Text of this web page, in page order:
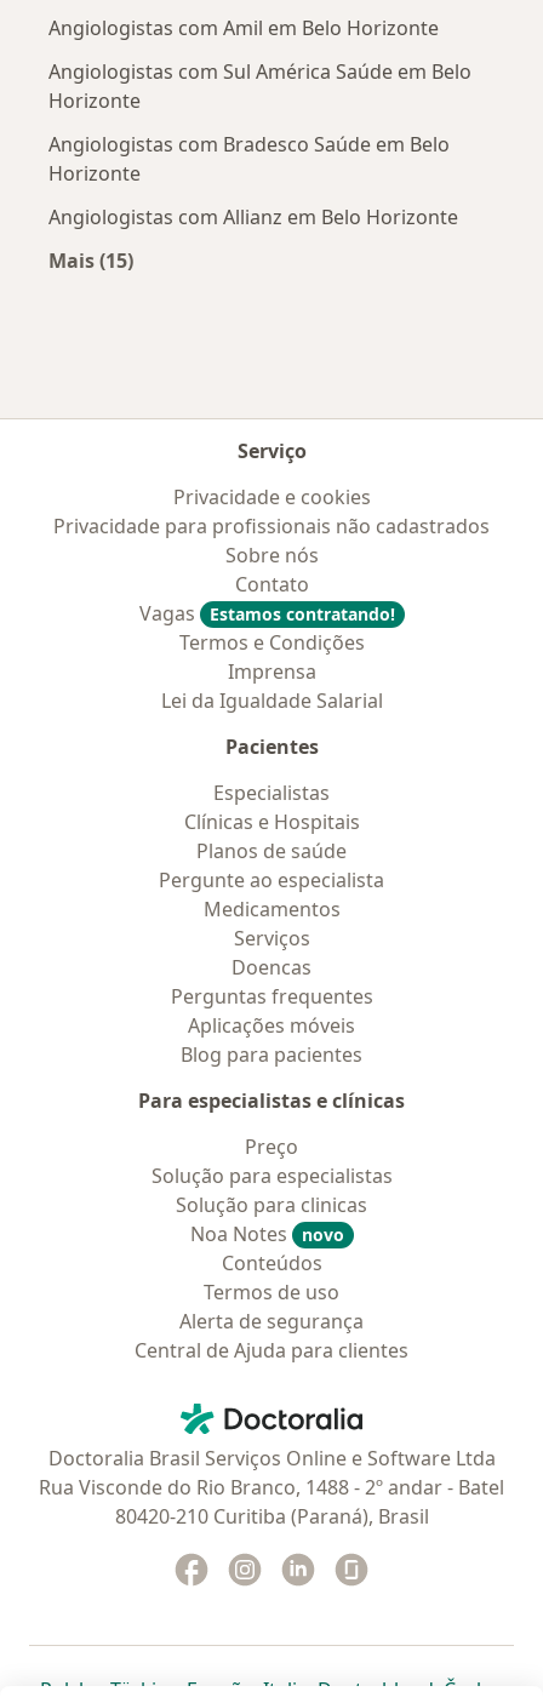
Angiologistas com Amil em Belo Horizonte
Angiologistas com Sul América Saúde em Belo
Horizonte
Angiologistas com Bradesco Saúde em Belo
Horizonte
Angiologistas com Allianz em Belo Horizonte
Mais (15)
Serviço
Privacidade e cookies
Privacidade para profissionais não cadastrados
Sobre nós
Contato
Vagas
Estamos contratando!
Termos e Condições
Imprensa
Lei da Igualdade Salarial
Pacientes
Especialistas
Clínicas e Hospitais
Planos de saúde
Pergunte ao especialista
Medicamentos
Serviços
Doencas
Perguntas frequentes
Aplicações móveis
Blog para pacientes
Para especialistas e clínicas
Preço
Solução para especialistas
Solução para clinicas
Noa Notes
novo
Conteúdos
Termos de uso
Alerta de segurança
Central de Ajuda para clientes
Doctoralia - Homepage
Doctoralia Brasil Serviços Online e Software Ltda
Rua Visconde do Rio Branco, 1488 - 2º andar - Batel
80420-210 Curitiba (Paraná), Brasil
Facebook
abre num novo separador
Instagram
abre num novo separador
Linkedin
abre num novo
Polska abre num novo separador
Türkiye abre num novo separador
España abre num novo separador
Italia abre num novo
Deutschlandabre num
Česko